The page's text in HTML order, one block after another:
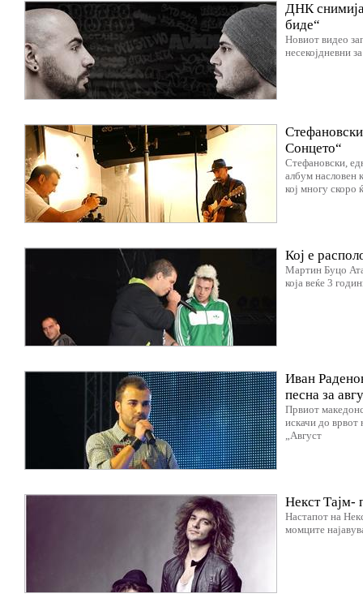
ДНК
биде“
Новиот видео
несекојдневни
Сонцето“
Стефановски,
албум насловен
кој многу скоро
Кој е
Мартин Буцо
која веќе 3
Иван
песна за
Првиот
искачи до врвот
„Август
Некст Тајм-
Настапот на
момците